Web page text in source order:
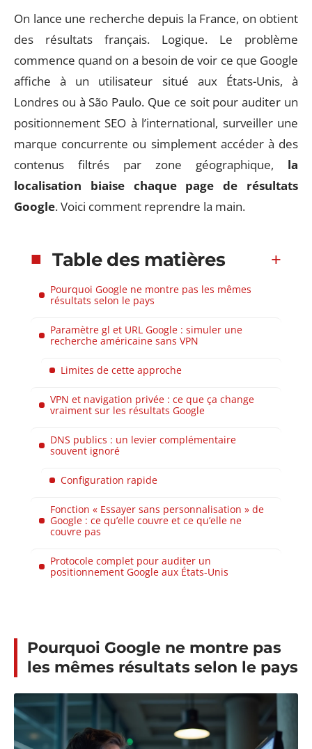
On lance une recherche depuis la France, on obtient
des résultats français. Logique. Le problème
commence quand on a besoin de voir ce que Google
affiche à un utilisateur situé aux États-Unis, à
Londres ou à São Paulo. Que ce soit pour auditer un
positionnement SEO à l’international, surveiller une
marque concurrente ou simplement accéder à des
contenus filtrés par zone géographique, la
localisation biaise chaque page de résultats
Google. Voici comment reprendre la main.
Table des matières
Pourquoi Google ne montre pas les mêmes
résultats selon le pays
Paramètre gl et URL Google : simuler une
recherche américaine sans VPN
Limites de cette approche
VPN et navigation privée : ce que ça change
vraiment sur les résultats Google
DNS publics : un levier complémentaire
souvent ignoré
Configuration rapide
Fonction « Essayer sans personnalisation » de
Google : ce qu’elle couvre et ce qu’elle ne
couvre pas
Protocole complet pour auditer un
positionnement Google aux États-Unis
Pourquoi Google ne montre pas
les mêmes résultats selon le pays